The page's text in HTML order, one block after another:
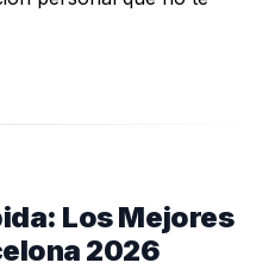
Los Mejores
2026